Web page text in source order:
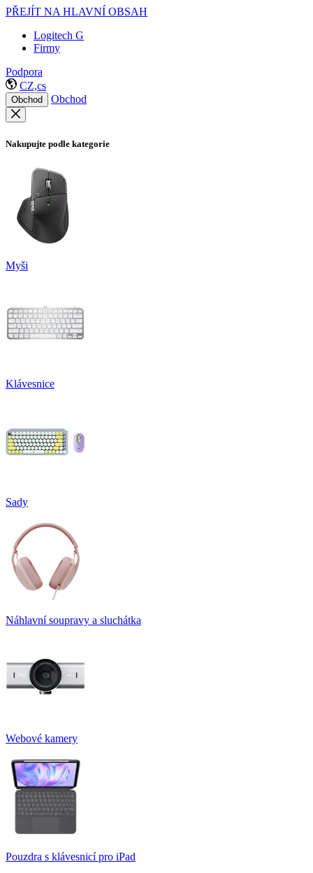
PŘEJÍT NA HLAVNÍ OBSAH
Logitech G
Firmy
Podpora
CZ,cs
Obchod Obchod
Nakupujte podle kategorie
Myši
Klávesnice
Sady
Náhlavní soupravy a sluchátka
Webové kamery
Pouzdra s klávesnicí pro iPad